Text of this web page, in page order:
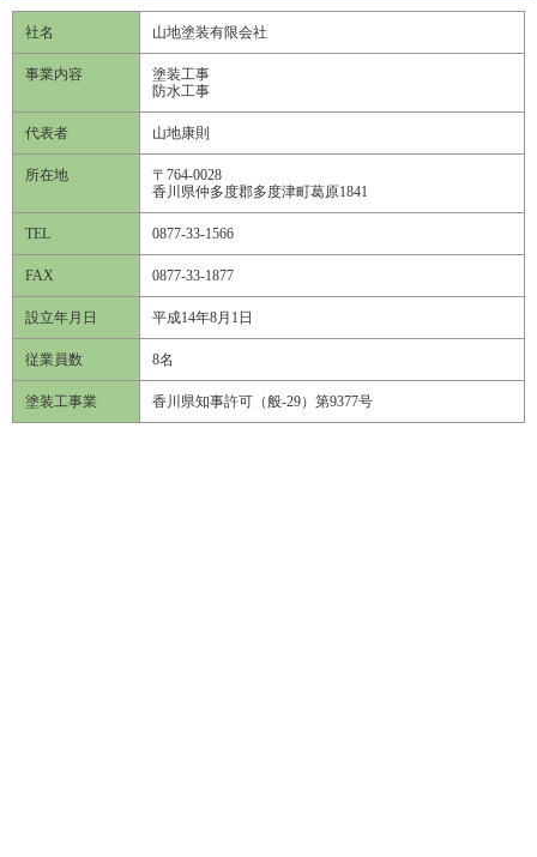
社名 山地塗装有限会社
事業内容
塗装工事
防水工事
代表者 山地康則
所在地
〒764-0028
香川県仲多度郡多度津町葛原1841
TEL 0877-33-1566
FAX 0877-33-1877
設立年月日 平成14年8月1日
従業員数 8名
塗装工事業 香川県知事許可（般-29）第9377号